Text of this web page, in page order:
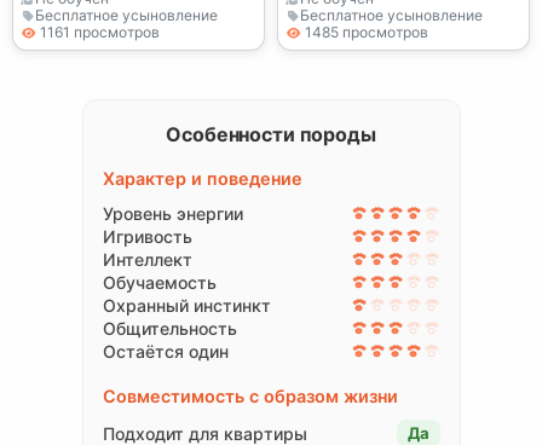
Бесплатное усыновление
1161 просмотров
Бесплатное усыновление
1485 просмотров
Особенности породы
Характер и поведение
Уровень энергии
Игривость
Интеллект
Обучаемость
Охранный инстинкт
Общительность
Остаётся один
Совместимость с образом жизни
Подходит для квартиры
Да